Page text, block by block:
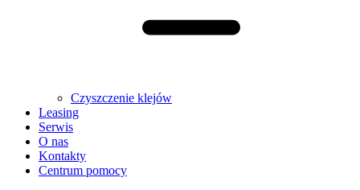
Czyszczenie klejów
Leasing
Serwis
O nas
Kontakty
Centrum pomocy